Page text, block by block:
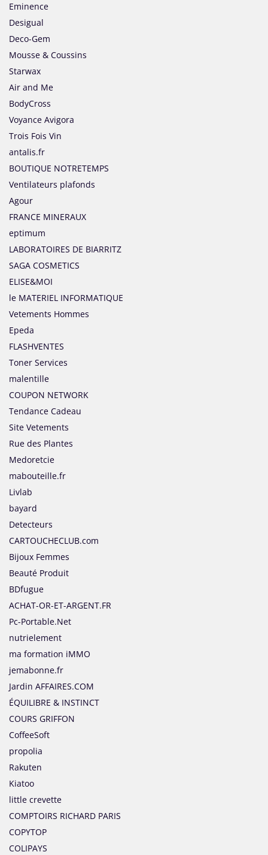
Eminence
Desigual
Deco-Gem
Mousse & Coussins
Starwax
Air and Me
BodyCross
Voyance Avigora
Trois Fois Vin
antalis.fr
BOUTIQUE NOTRETEMPS
Ventilateurs plafonds
Agour
FRANCE MINERAUX
eptimum
LABORATOIRES DE BIARRITZ
SAGA COSMETICS
ELISE&MOI
le MATERIEL INFORMATIQUE
Vetements Hommes
Epeda
FLASHVENTES
Toner Services
malentille
COUPON NETWORK
Tendance Cadeau
Site Vetements
Rue des Plantes
Medoretcie
mabouteille.fr
Livlab
bayard
Detecteurs
CARTOUCHECLUB.com
Bijoux Femmes
Beauté Produit
BDfugue
ACHAT-OR-ET-ARGENT.FR
Pc-Portable.Net
nutrielement
ma formation iMMO
jemabonne.fr
Jardin AFFAIRES.COM
ÉQUILIBRE & INSTINCT
COURS GRIFFON
CoffeeSoft
propolia
Rakuten
Kiatoo
little crevette
COMPTOIRS RICHARD PARIS
COPYTOP
COLIPAYS